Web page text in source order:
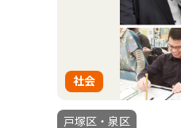
社会
戸塚区・泉区